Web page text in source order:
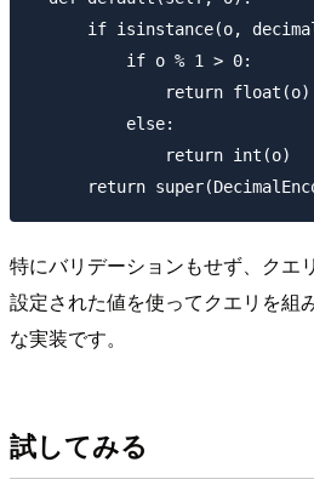
if isinstance(o,
          if o % 1 > 0:
              return float(o)
          else:
              return int(o)
特にバリデーションもせず、クエ
設定された値を使ってクエリを組
な実装です。
試してみる